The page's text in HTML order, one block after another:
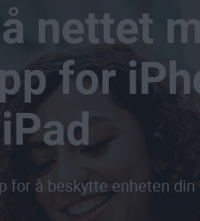
nettet
for
iPad
for å beskytte enheten